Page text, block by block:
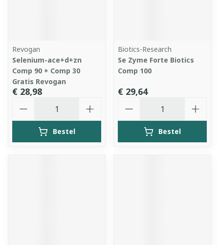
Revogan
Selenium-ace+d+zn
Comp 90 + Comp 30
Gratis Revogan
€ 28,98
Bestel
Biotics-Research
Se Zyme Forte Biotics
Comp 100
€ 29,64
Bestel